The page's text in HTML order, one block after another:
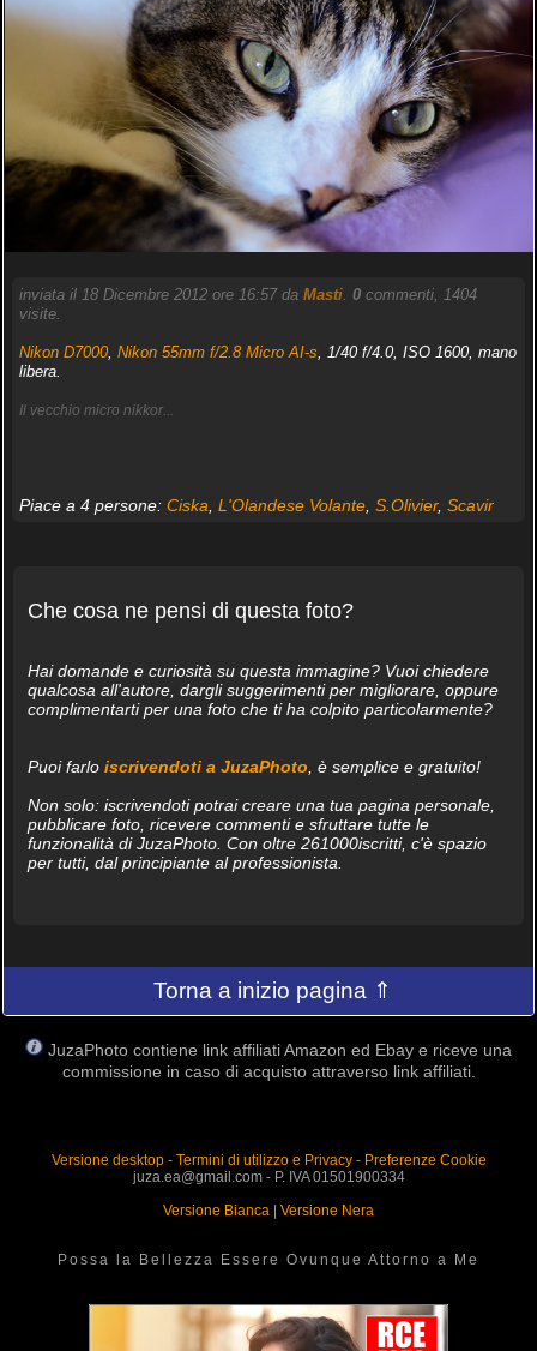
inviata il 18 Dicembre 2012 ore 16:57 da Masti. 0commenti, 1404
visite.
Nikon D7000, Nikon 55mm f/2.8 Micro AI-s , 1/40 f/4.0, ISO 1600, mano
libera.
Il vecchio micro nikkor...
Piace a 4 persone: Ciska L'Olandese Volante, S.Olivier, Scavir
Che cosa ne pensi di questa foto?
Hai domande e curiosità su questa immagine? Vuoi chiedere
qualcosa all'autore, dargli suggerimenti per migliorare, oppure
complimentarti per una foto che ti ha colpito particolarmente?
Puoi farlo iscrivendoti a JuzaPhoto , è semplice e gratuito!
Non solo: iscrivendoti potrai creare una tua pagina personale,
pubblicare foto, ricevere commenti e sfruttare tutte le
funzionalità di JuzaPhoto. Con oltre 261000iscritti, c'è spazio
per tutti, dal principiante al professionista.
Torna a inizio pagina ⇑
JuzaPhoto contiene link affiliati Amazon ed Ebay e riceve una
commissione in caso di acquisto attraverso link affiliati.
Versione desktop- Termini di utilizzo e Privacy- Preferenze Cookie
juza.ea@gmail.com - P. IVA 01501900334
Versione Bianca | Versione Nera
Possa la Bellezza Essere Ovunque Attorno a Me